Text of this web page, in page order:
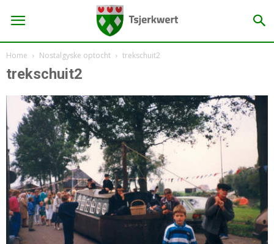
Home Nostalgyske optocht trekschuit2
trekschuit2